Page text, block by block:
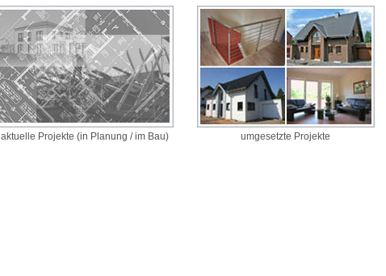
aktuelle Projekte (in Planung / im Bau) umgesetzte Projekte